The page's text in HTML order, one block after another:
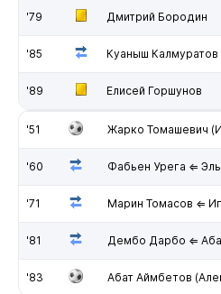
'79 Дмитрий Бородин
'85 Куаныш
'89 Елисей Горшунов
'51 Жарко Томашевич
'60 Фабьен Урега ⇐
'71 Марин Томасов ⇐
'81 Дембо Дарбо ⇐
'83 Абат Аймбетов